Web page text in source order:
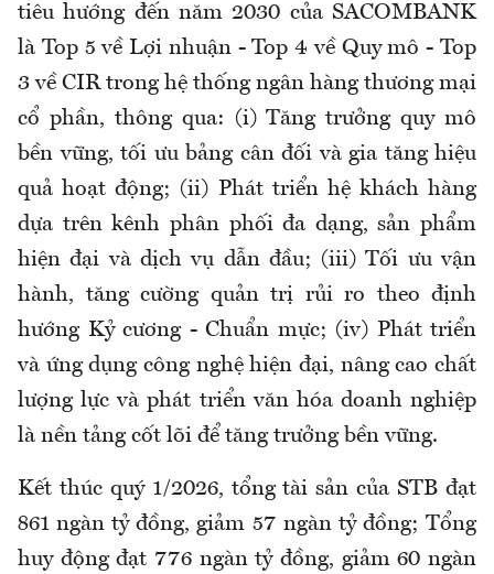
tiêu hướng đến năm 2030 của SACOMBANK
là Top 5 về Lợi nhuận - Top 4 về Quy mô - Top
3 về CIR trong hệ thống ngân hàng thương mại
cổ phần, thông qua: (i) Tăng trưởng quy mô
bền vững, tối ưu bảng cân đối và gia tăng hiệu
quả hoạt động; (ii) Phát triển hệ khách hàng
dựa trên kênh phân phối đa dạng, sản phẩm
hiện đại và dịch vụ dẫn đầu; (iii) Tối ưu vận
hành, tăng cường quản trị rủi ro theo định
hướng Kỷ cương - Chuẩn mực; (iv) Phát triển
và ứng dụng công nghệ hiện đại, nâng cao chất
lượng lực và phát triển văn hóa doanh nghiệp
là nền tảng cốt lõi để tăng trưởng bền vững.
Kết thúc quý 1/2026, tổng tài sản của STB đạt
861 ngàn tỷ đồng, giảm 57 ngàn tỷ đồng; Tổng
huy động đạt 776 ngàn tỷ đồng, giảm 60 ngàn